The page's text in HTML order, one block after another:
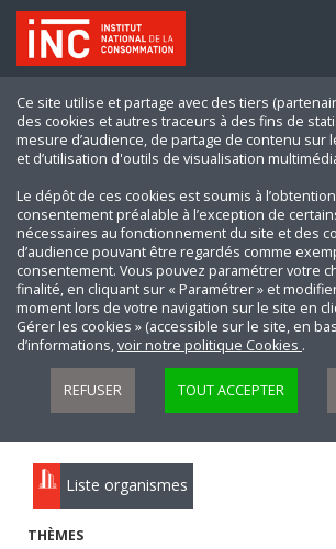
Ce site utilise et partage avec des tiers
des cookies et autres traceurs à des fins de
mesure d’audience, de partage de contenu sur
et d’utilisation d'outils de visualisation
Le dépôt de ces cookies est soumis à
consentement préalable à l’exception de
nécessaires au fonctionnement du site et des
d’audience pouvant être regardés comme
consentement. Vous pouvez paramétrer votre
finalité, en cliquant sur « Paramétrer » et
moment lors de votre navigation sur le site en
Gérer les cookies » (accessible sur le site, en
d’informations,voir notre politique Cookies .
REFUSER TOUT ACCEPTER
Liste organismes
THÈMES